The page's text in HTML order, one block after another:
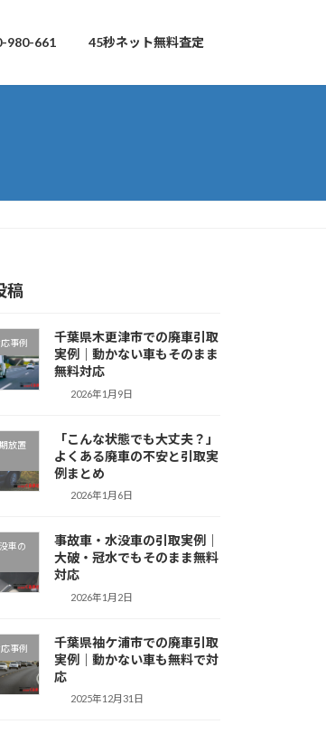
980-661 45秒ネット無料査定
稿
事例
千葉県木更津市での廃車引取
実例｜動かない車もそのまま
無料対応
2026年1月9日
放置
「こんな状態でも大丈夫？」
よくある廃車の不安と引取実
例まとめ
2026年1月6日
車の
事故車・水没車の引取実例｜
大破・冠水でもそのまま無料
対応
2026年1月2日
事例
千葉県袖ケ浦市での廃車引取
実例｜動かない車も無料で対
応
2025年12月31日